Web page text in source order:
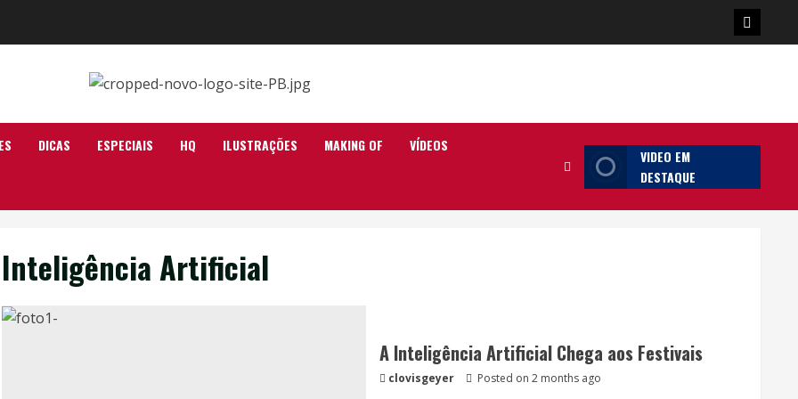
Poster
da
DICAS ESPECIAIS HQ ILUSTRAÇÕES MAKING OF VÍDEOS
VIDEO EM
DESTAQUE
Inteligência Artificial
A Inteligência Artificial Chega aos Festivais
clovisgeyer Posted on 2 months ago